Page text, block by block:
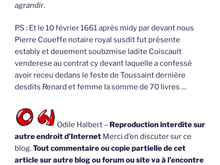
agrandir.
PS : Et le 10 février 1661 après midy par devant nous
Pierre Coueffe notaire royal susdit fut présente
estably et deuement soubzmise ladite Coiscault
venderese au contrat cy devant laquelle a confessé
avoir receu dedans le feste de Toussaint dernière
desdits Renard et femme la somme de 70 livres …
Odile Halbert – Reproduction interdite sur
autre endroit d’Internet Merci d’en discuter sur ce
blog.Tout commentaire ou copie partielle de cet
article sur autre blog ou forum ou site va à l’encontre